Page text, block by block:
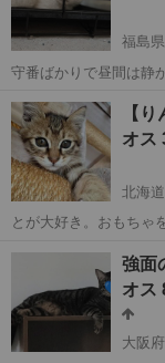
福島
守番ばかりで昼間は静
福島 郡山市
【
オス
北海
とが大好き。おもちゃ
北海道 野付郡
強面
オス
大阪